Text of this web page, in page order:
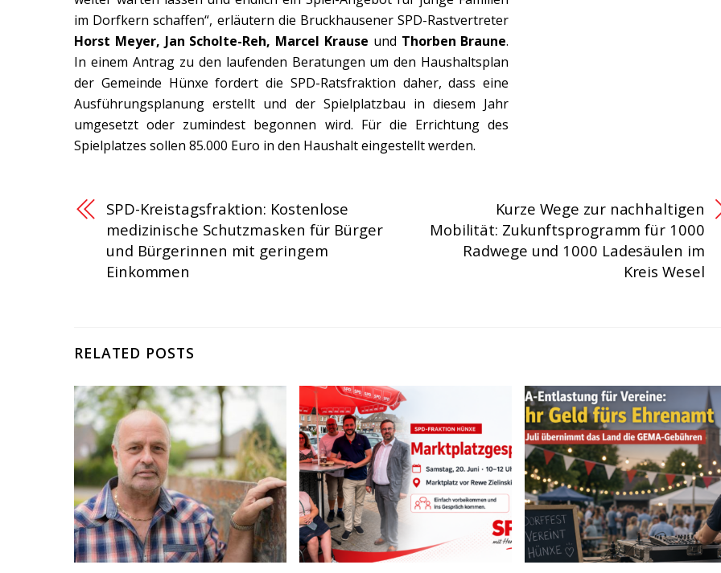
im Dorfkern schaffen“, erläutern die Bruckhausener SPD-Rastvertreter
Horst Meyer, Jan Scholte-Reh, Marcel Krause und Thorben Braune.
In einem Antrag zu den laufenden Beratungen um den Haushaltsplan
der Gemeinde Hünxe fordert die SPD-Ratsfraktion daher, dass eine
Ausführungsplanung erstellt und der Spielplatzbau in diesem Jahr
umgesetzt oder zumindest begonnen wird. Für die Errichtung des
Spielplatzes sollen 85.000 Euro in den Haushalt eingestellt werden.
SPD-Kreistagsfraktion: Kostenlose
medizinische Schutzmasken für Bürger
und Bürgerinnen mit geringem
Einkommen
Kurze Wege zur nachhaltigen
Mobilität: Zukunftsprogramm für 1000
Radwege und 1000 Ladesäulen im
Kreis Wesel
RELATED POSTS